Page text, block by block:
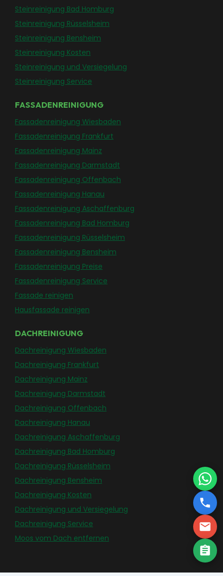
Steinreinigung Bad Homburg
Steinreinigung Rüsselsheim
Steinreinigung Bensheim
Steinreinigung Kosten
Steinreinigung und Versiegelung
Steinreinigung Service
FASSADENREINIGUNG
Fassadenreinigung Wiesbaden
Fassadenreinigung Frankfurt
Fassadenreinigung Mainz
Fassadenreinigung Darmstadt
Fassadenreinigung Offenbach
Fassadenreinigung Hanau
Fassadenreinigung Aschaffenburg
Fassadenreinigung Bad Homburg
Fassadenreinigung Rüsselsheim
Fassadenreinigung Bensheim
Fassadenreinigung Preise
Fassadenreinigung Service
Fassade reinigen
Hausfassade reinigen
DACHREINIGUNG
Dachreinigung Wiesbaden
Dachreinigung Frankfurt
Dachreinigung Mainz
Dachreinigung Darmstadt
Dachreinigung Offenbach
Dachreinigung Hanau
Dachreinigung Aschaffenburg
Dachreinigung Bad Homburg
Dachreinigung Rüsselsheim
Dachreinigung Bensheim
Dachreinigung Kosten
Dachreinigung und Versiegelung
Dachreinigung Service
Moos vom Dach entfernen